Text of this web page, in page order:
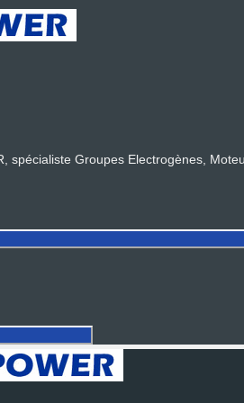
spécialiste Groupes Electrogènes,